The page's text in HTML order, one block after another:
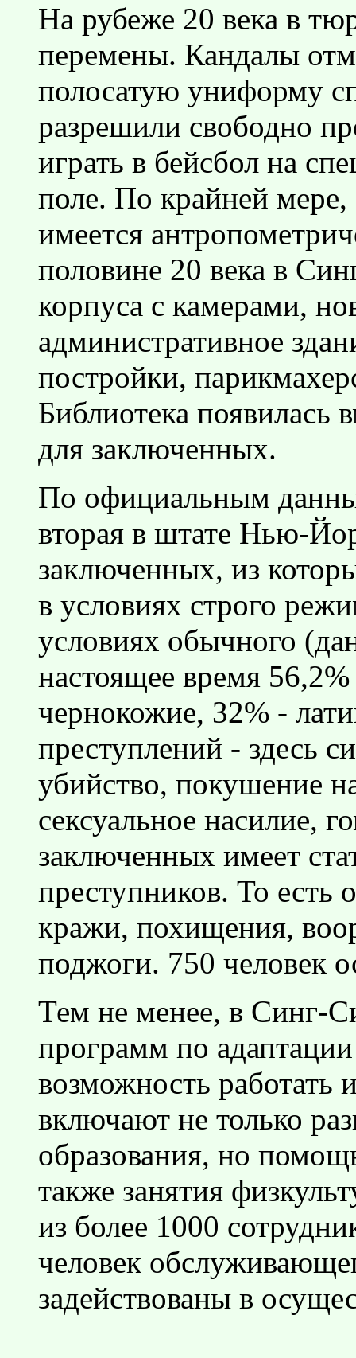
На рубеже 20 века в
перемены. Кандалы
полосатую униформу
разрешили свободно
играть в бейсбол на
поле. По крайней
имеется
половине 20 века в
корпуса с камерами,
административное
постройки,
Библиотека появилась
для заключенных.
По официальным
вторая в штате Нью-
заключенных, из
в условиях строго
условиях обычного
настоящее время
чернокожие, 32% -
преступлений - здесь
убийство, покушение
сексуальное насилие,
заключенных имеет
преступников. То есть
кражи, похищения,
поджоги. 750 человек
Тем не менее, в Синг-
программ по
возможность
включают не только
образования, но
также занятия
из более 1000
человек
задействованы в